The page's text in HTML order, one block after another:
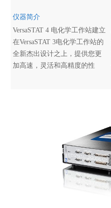
仪器简介
VersaSTAT 4 电化学工作站建立
在VersaSTAT 3电化学工作站的
全新杰出设计之上，提供您更
加高速，灵活和高精度的性